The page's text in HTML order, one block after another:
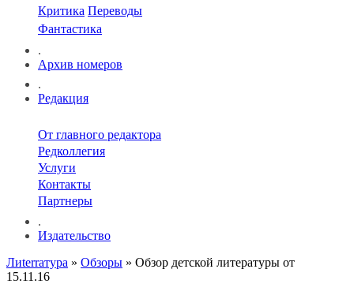
Критика Переводы
Фантастика
.
Архив номеров
.
Редакция
От главного редактора
Редколлегия
Услуги
Контакты
Партнеры
.
Издательство
Лиterraтура » Обзоры » Обзор детской литературы от
15.11.16